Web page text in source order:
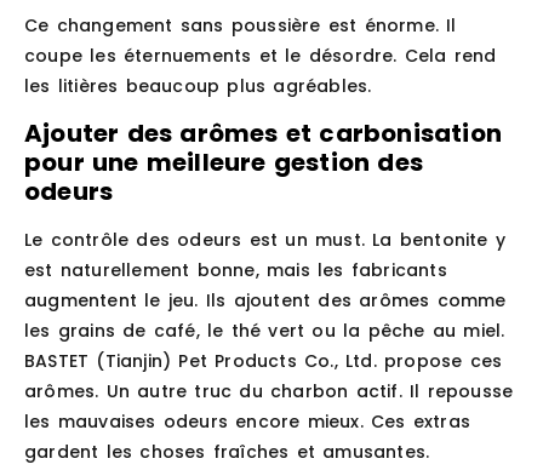
Ce changement sans poussière est énorme. Il
coupe les éternuements et le désordre. Cela rend
les litières beaucoup plus agréables.
Ajouter des arômes et carbonisation
pour une meilleure gestion des
odeurs
Le contrôle des odeurs est un must. La bentonite y
est naturellement bonne, mais les fabricants
augmentent le jeu. Ils ajoutent des arômes comme
les grains de café, le thé vert ou la pêche au miel.
BASTET (Tianjin) Pet Products Co., Ltd. propose ces
arômes. Un autre truc du charbon actif. Il repousse
les mauvaises odeurs encore mieux. Ces extras
gardent les choses fraîches et amusantes.